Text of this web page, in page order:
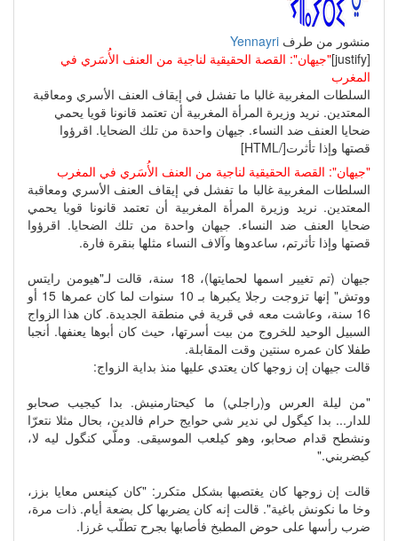
منشور من طرفYennayri
"جيهان": القصة الحقيقية لناجية من العنف الأُسَري في
المغرب
السلطات المغربية غالبا ما تفشل في إيقاف العنف الأسري ومعاقبة
المعتدين. نريد وزيرة المرأة المغربية أن تعتمد قانونا قويا يحمي
ضحايا العنف ضد النساء. جيهان واحدة من تلك الضحايا. اقرؤوا
قصتها وإذا تأثرت[/HTML]
"جيهان": القصة الحقيقية لناجية من العنف الأُسَري في المغرب
السلطات المغربية غالبا ما تفشل في إيقاف العنف الأسري ومعاقبة
المعتدين. نريد وزيرة المرأة المغربية أن تعتمد قانونا قويا يحمي
ضحايا العنف ضد النساء. جيهان واحدة من تلك الضحايا. اقرؤوا
قصتها وإذا تأثرتم، ساعدوها وآلاف النساء مثلها بنقرة فارة.
جيهان (تم تغيير اسمها لحمايتها)، 18 سنة، قالت لـ"هيومن رايتس
ووتش" إنها تزوجت رجلا يكبرها بـ 10 سنوات لما كان عمرها 15 أو
16 سنة، وعاشت معه في قرية في منطقة الجديدة. كان هذا الزواج
السبيل الوحيد للخروج من بيت أسرتها، حيث كان أبوها يعنفها. أنجبا
طفلا كان عمره سنتين وقت المقابلة.
قالت جيهان إن زوجها كان يعتدي عليها منذ بداية الزواج:
"من ليلة العرس و(راجلي) ما كيحتارمنيش. بدا كيجيب صحابو
للدار... بدا كيگول لي ندير شي حوايج حرام فالدين، بحال مثلا نتعرّا
ونشطح قدام صحابو، وهو كيلعب الموسيقى. وملّي كنگول ليه لا،
كيضربني."
قالت إن زوجها كان يغتصبها بشكل متكرر: "كان كينعس معايا بزز،
وخا ما نكونش باغية". قالت إنه كان يضربها كل بضعة أيام. ذات مرة،
ضرب رأسها على حوض المطبخ فأصابها بجرح تطلّب غرزا.